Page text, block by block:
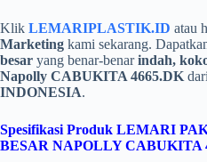
Klik LEMARIPLASTIK.ID atau
Marketing kami sekarang.
besar yang benar-benarindah,
Napolly CABUKITA 4665.DK dari
INDONESIA.
Spesifikasi Produk LEMARI
BESAR NAPOLLY CABUKITA